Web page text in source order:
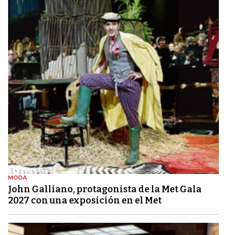
MODA
John Galliano, protagonista de la Met Gala
2027 con una exposición en el Met